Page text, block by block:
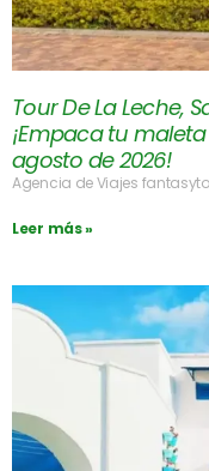
Tour De La Leche,
¡Empaca tu
agosto de 2026!
Agencia de Viajes
Leer más »